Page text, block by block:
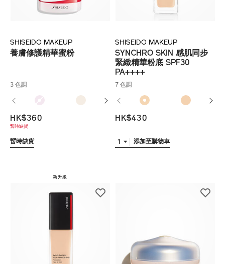
SHISEIDO MAKEUP
養膚修護精華蜜粉
3 色調
HK$360
暫時缺貨
暫時缺貨
SHISEIDO MAKEUP
SYNCHRO SKIN 感肌同步
緊緻精華粉底 SPF30
PA++++
7 色調
HK$430
1 添加至購物車
新升級